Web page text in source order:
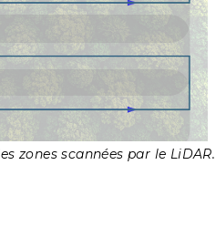
zones scannées par le